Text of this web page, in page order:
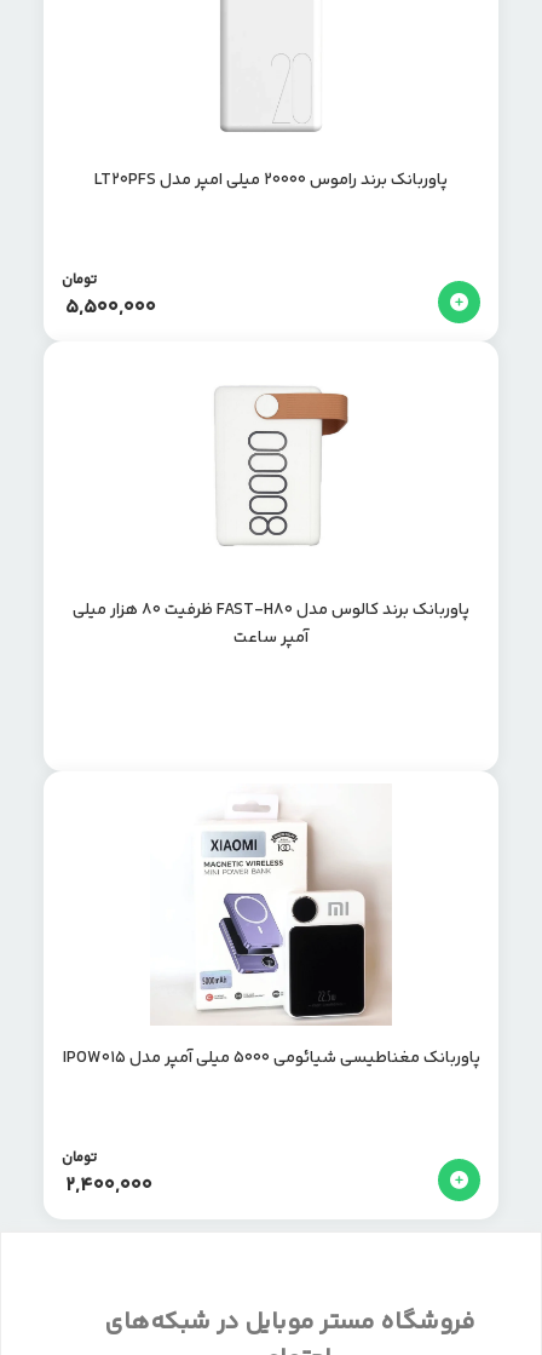
پاوربانک برند راموس 20000 میلی امپر مدل LT20PFS
5,500,000
تومان
پاوربانک برند کالوس مدل FAST-H80 ظرفیت ۸۰ هزار میلی
آمپر ساعت
پاوربانک مغناطیسی شیائومی 5000 میلی آمپر مدل IPOW015
2,400,000
تومان
فروشگاه مستر موبایل در شبکه‌های